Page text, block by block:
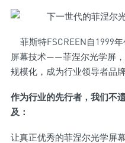
菲斯特FSCREEN自1999
屏幕技术——菲涅尔光学屏，
规模化，成为行业领导者品牌
作为行业的先行者，我们不
及：
让真正优秀的菲涅尔光学屏